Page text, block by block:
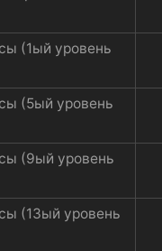
(1ый уровень
(5ый уровень
(9ый уровень
(13ый уровень